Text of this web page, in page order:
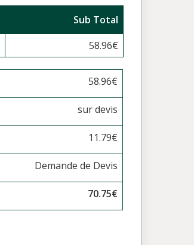
Sub Total
58.96€
58.96€
sur devis
11.79€
Demande de Devis
70.75€